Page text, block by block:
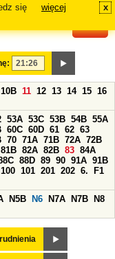
się
więcej x
10B 11 12 13 14 15 16
53A 53C 53B 54B 55A
60C 60D 61 62 63
70 71A 71B 72A 72B
81B 82A 82B 83 84A
88D 89 90 91A 91B
100 101 201 202 6.
F1
N5B N6 N7A N7B
N8